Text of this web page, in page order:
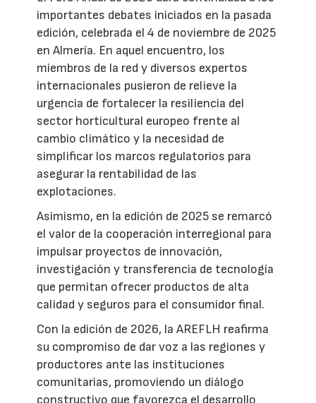
importantes debates iniciados en la pasada
edición, celebrada el 4 de noviembre de 2025
en Almería. En aquel encuentro, los
miembros de la red y diversos expertos
internacionales pusieron de relieve la
urgencia de fortalecer la resiliencia del
sector horticultural europeo frente al
cambio climático y la necesidad de
simplificar los marcos regulatorios para
asegurar la rentabilidad de las
explotaciones.
Asimismo, en la edición de 2025 se remarcó
el valor de la cooperación interregional para
impulsar proyectos de innovación,
investigación y transferencia de tecnología
que permitan ofrecer productos de alta
calidad y seguros para el consumidor final.
Con la edición de 2026, la AREFLH reafirma
su compromiso de dar voz a las regiones y
productores ante las instituciones
comunitarias, promoviendo un diálogo